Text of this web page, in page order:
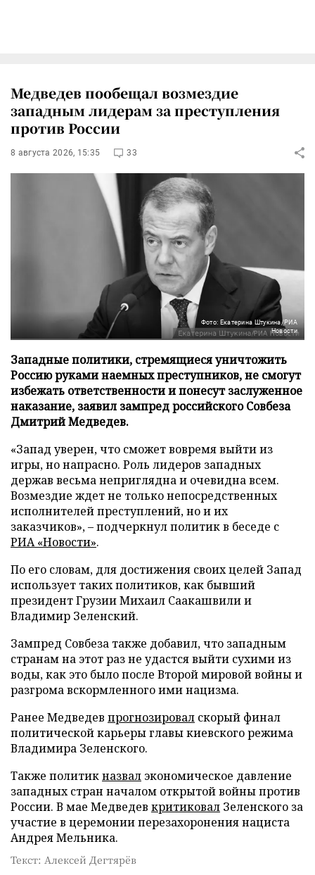
Медведев пообещал возмездие
западным лидерам за преступления
против России
8 августа 2026, 15:35 33
Фото: Екатерина Штукина/РИА
Новости
Западные политики, стремящиеся уничтожить
Россию руками наемных преступников, не смогут
избежать ответственности и понесут заслуженное
наказание, заявил зампред российского Совбеза
Дмитрий Медведев.
«Запад уверен, что сможет вовремя выйти из
игры, но напрасно. Роль лидеров западных
держав весьма неприглядна и очевидна всем.
Возмездие ждет не только непосредственных
исполнителей преступлений, но и их
заказчиков», – подчеркнул политик в беседе с
РИА «Новости».
По его словам, для достижения своих целей Запад
использует таких политиков, как бывший
президент Грузии Михаил Саакашвили и
Владимир Зеленский.
Зампред Совбеза также добавил, что западным
странам на этот раз не удастся выйти сухими из
воды, как это было после Второй мировой войны и
разгрома вскормленного ими нацизма.
Ранее Медведев прогнозировал скорый финал
политической карьеры главы киевского режима
Владимира Зеленского.
Также политикназвал экономическое давление
западных стран началом открытой войны против
России. В мае Медведев критиковал Зеленского за
участие в церемонии перезахоронения нациста
Андрея Мельника.
Текст: Алексей Дегтярёв